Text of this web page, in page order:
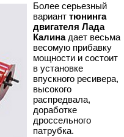
Более серьезный
вариант тюнинга
двигателя Лада
Калинадает весьма
весомую прибавку
мощности и состоит
в установке
впускного ресивера,
высокого
распредвала,
доработке
дроссельного
патрубка.